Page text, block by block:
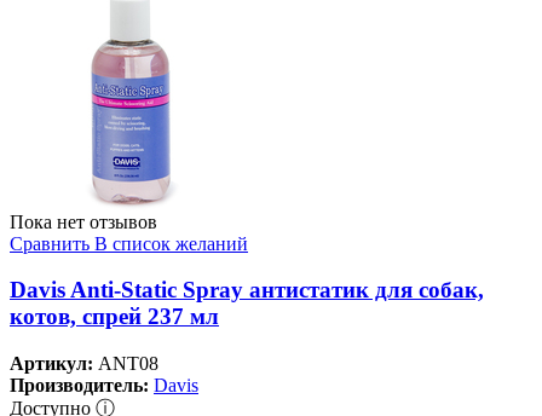
Пока нет отзывов
Сравнить В список желаний
Davis Anti-Static Spray антистатик для собак,
котов, спрей 237 мл
Артикул: ANT08
Производитель: Davis
Доступно ⓘ